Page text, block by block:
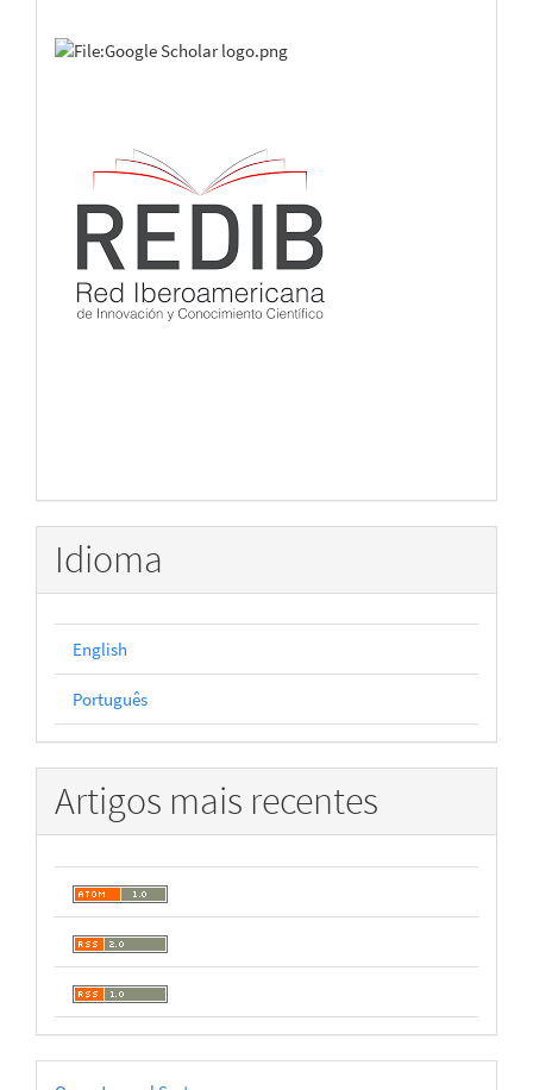
Idioma
English
Português
Artigos mais recentes
Desenvolvido